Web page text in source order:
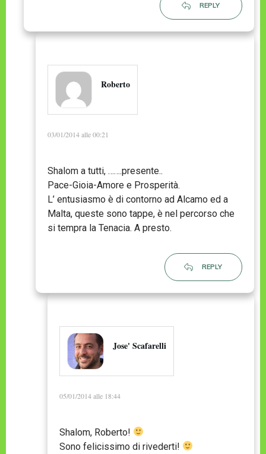
REPLY
Roberto
03/01/2014 alle 00:21
Shalom a tutti, …….presente..
Pace-Gioia-Amore e Prosperità.
L’ entusiasmo è di contorno ad Alcamo ed a
Malta, queste sono tappe, è nel percorso che
si tempra la Tenacia. A presto.
REPLY
Jose' Scafarelli
05/01/2014 alle 18:44
Shalom, Roberto!
Sono felicissimo di rivederti!